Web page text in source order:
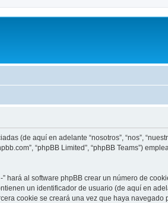
(de aquí en adelante “nosotros”, “nos”,
“phpBB Limited”, “phpBB Teams”)
hará al software phpBB crear un número de
un identificador de usuario (de aquí en
cookie se creará una vez que haya navegado